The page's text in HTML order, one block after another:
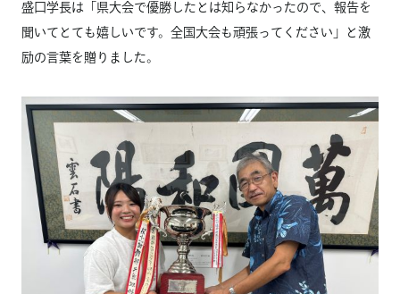
盛口学長は「県大会で優勝したとは知らなかったので、報告を
聞いてとても嬉しいです。全国大会も頑張ってください」と激
励の言葉を贈りました。